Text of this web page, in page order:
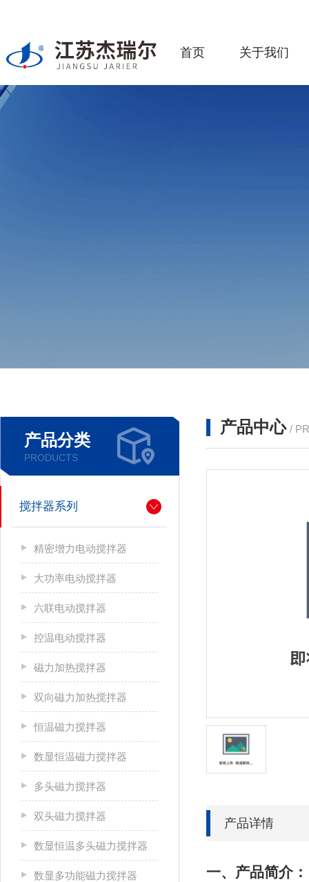
首页 关于我们
产品分类
PRODUCTS
搅拌器系列
精密增力电动搅拌器
大功率电动搅拌器
六联电动搅拌器
控温电动搅拌器
磁力加热搅拌器
双向磁力加热搅拌器
恒温磁力搅拌器
数显恒温磁力搅拌器
多头磁力搅拌器
双头磁力搅拌器
数显恒温多头磁力搅拌器
数显多功能磁力搅拌器
产品中心 /
产品详情
一、产品简介：